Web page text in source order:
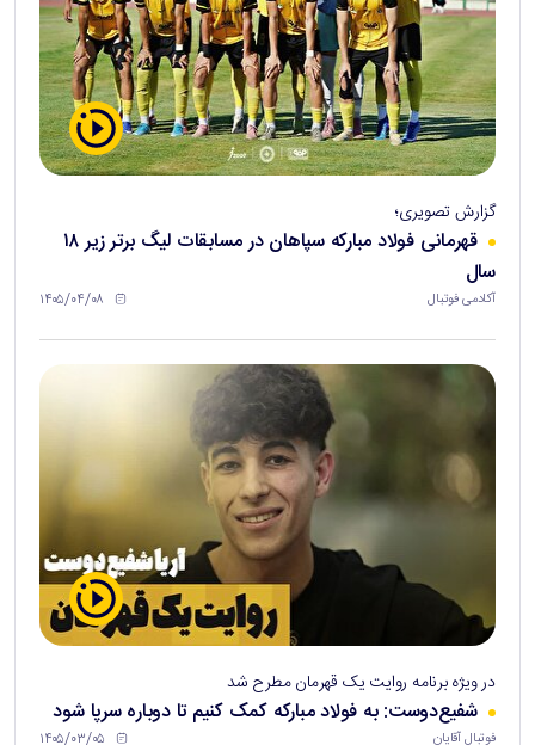
گزارش تصویری؛
قهرمانی فولاد مبارکه سپاهان در مسابقات لیگ برتر زیر ۱۸
سال
آکادمی فوتبال ۱۴۰۵/۰۴/۰۸
در ویژه برنامه روایت یک قهرمان مطرح شد
شفیع‌دوست: به فولاد مبارکه کمک کنیم تا دوباره سرپا شود
فوتبال آقایان ۱۴۰۵/۰۳/۰۵